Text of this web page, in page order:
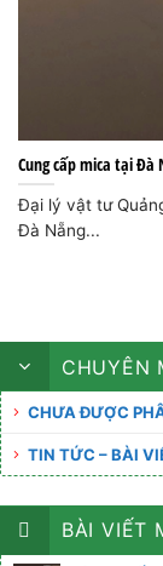
Cung cấp mica tại Đà
Đại lý vật tư
Đà Nẵng...
CHUYÊN
CHƯA ĐƯỢC
TIN TỨC – BÀI
BÀI VIẾT